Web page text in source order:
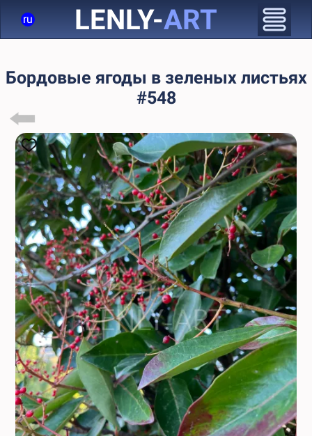
ru LENLY-ART
Бордовые ягоды в зеленых листьях
#548